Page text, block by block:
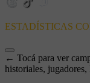
ESTADÍSTICAS
← Tocá para ver
historiales,